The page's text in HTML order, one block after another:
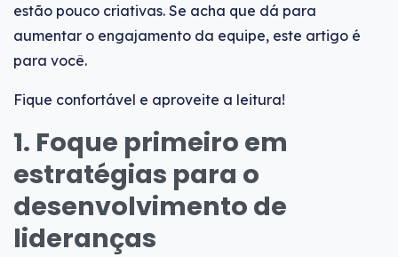
estão pouco criativas. Se acha que dá para
aumentar o engajamento da equipe, este artigo é
para você.
Fique confortável e aproveite a leitura!
1. Foque primeiro em
estratégias para o
desenvolvimento de
lideranças